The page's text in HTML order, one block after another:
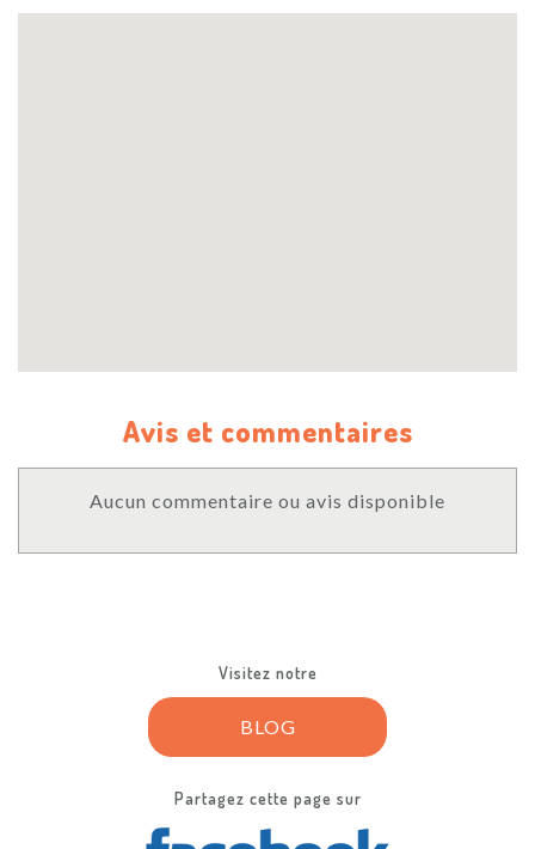
Avis et commentaires
Aucun commentaire ou avis disponible
Visitez notre
BLOG
Partagez cette page sur